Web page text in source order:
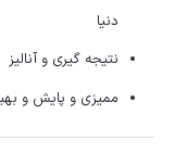
دنیا
نتیجه گیری و آنالیز
ممیزی و پایش و